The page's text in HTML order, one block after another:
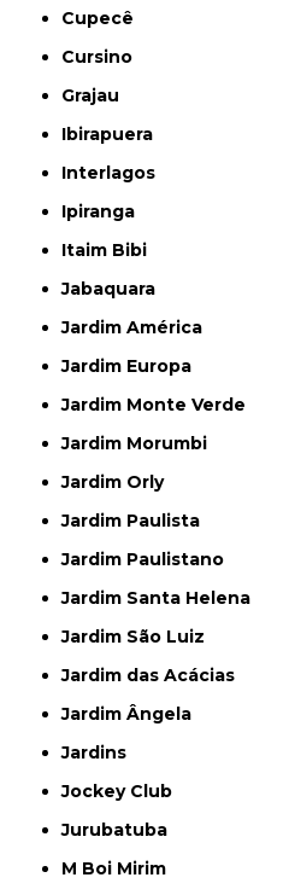
Cupecê
Cursino
Grajau
Ibirapuera
Interlagos
Ipiranga
Itaim Bibi
Jabaquara
Jardim América
Jardim Europa
Jardim Monte Verde
Jardim Morumbi
Jardim Orly
Jardim Paulista
Jardim Paulistano
Jardim Santa Helena
Jardim São Luiz
Jardim das Acácias
Jardim Ângela
Jardins
Jockey Club
Jurubatuba
M Boi Mirim